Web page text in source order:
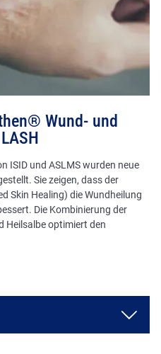
Wund- und
ISID und ASLMS wurden neue
Sie zeigen, dass der
Skin Healing) die Wundheilung
Die Kombinierung der
Heilsalbe optimiert den